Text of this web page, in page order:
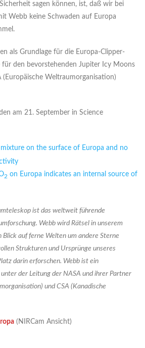
sagen können, ist, daß wir bei
Webb keine Schwaden auf Europa
als Grundlage für die Europa-Clipper-
für den bevorstehenden Jupiter Icy Moons
(Europäische Weltraumorganisation)
am 21. September in Science
mixture on the surface of Europa and no
2 on Europa indicates an internal source of
ist das weltweit führende
Webb wird Rätsel in unserem
Blick auf ferne Welten um andere Sterne
Strukturen und Ursprünge unseres
darin erforschen. Webb ist ein
der Leitung der NASA und ihrer Partner
und CSA (Kanadische
(NIRCam Ansicht)